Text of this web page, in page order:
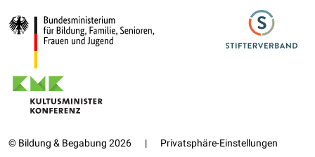
Stifterverband
Kultusministerkonferenz
© Bildung & Begabung 2026 | Privatsphäre-Einstellungen